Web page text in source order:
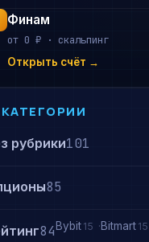
Финам
от 0 ₽ · скальпинг
Открыть счёт →
КАТЕГОРИИ
рубрики101
85
84 Bybit 15 Bitmart 15